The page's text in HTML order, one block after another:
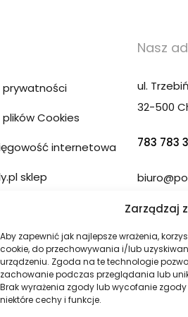
Zarządzaj
Aby zapewnić jak najlepsze wrażenia,
cookie, do przechowywania i/lub
urządzeniu. Zgoda na te technologie
zachowanie podczas przeglądania lub
Brak wyrażenia zgody lub wycofanie zgody
niektóre cechy i funkcje.
prywatności
Cookies
internetowa
sklep
strony WWW
Nasz
ul.
32-500
783 783